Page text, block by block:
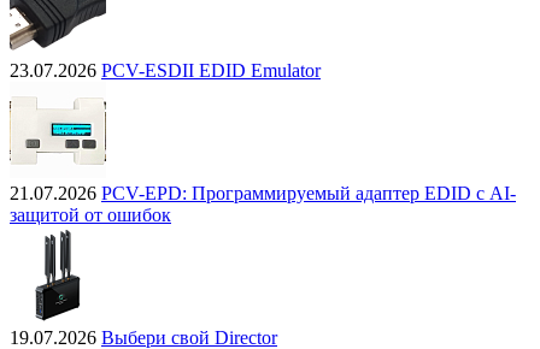
23.07.2026 PCV-ESDII EDID Emulator
21.07.2026 PCV-EPD: Программируемый адаптер EDID с AI-
защитой от ошибок
19.07.2026 Выбери свой Director